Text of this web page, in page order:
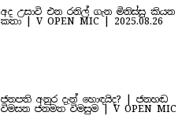
අද උසාවි එන රනිල් ගැන මිනිස්සු කියන
කතා | V OPEN MIC | 2025.08.26
ජනපති අනුර දැන් හොඳයිද? | ජනහඬ
විමසන ජනමත විමසුම | V OPEN MIC